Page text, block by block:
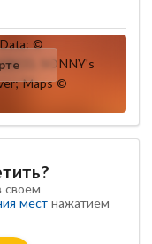
своем
мест нажатием